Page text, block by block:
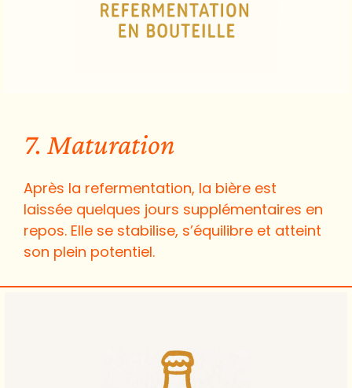
7. Maturation
Après la refermentation, la bière est
laissée quelques jours supplémentaires en
repos. Elle se stabilise, s’équilibre et atteint
son plein potentiel.